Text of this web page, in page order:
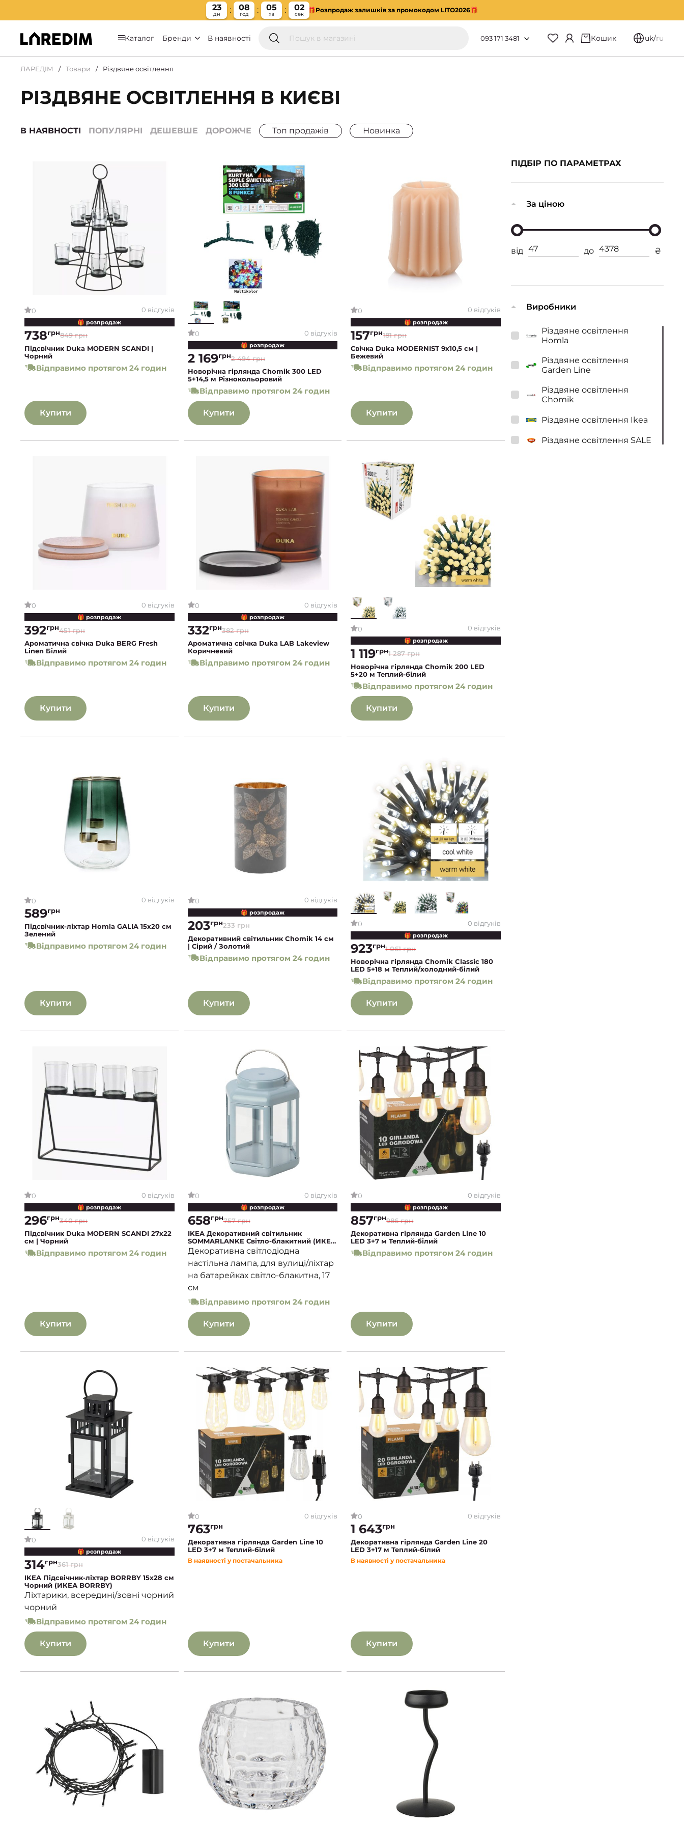
23
дн
08
год
05
хв
01
сек
🎁Розпродаж залишків за промокодом LITO2026🎁
Каталог Бренди В наявності 093 171 3481 Кошик uk/ru
ЛАРЕДІМ Товари Різдвяне освітлення
РІЗДВЯНЕ ОСВІТЛЕННЯ В КИЄВІ
В НАЯВНОСТІ ПОПУЛЯРНІ ДЕШЕВШЕ ДОРОЖЧЕ Топ продажів Новинка
0 0 відгуків
🎁 розпродаж
849 грн
738грн
Підсвічник Duka MODERN SCANDI |
Чорний
Відправимо протягом 24 годин
Купити
0 0 відгуків
🎁 розпродаж
2 494 грн
2 169грн
Новорічна гірлянда Chomik 300 LED
5+14,5 м Різнокольоровий
Відправимо протягом 24 годин
Купити
0 0 відгуків
🎁 розпродаж
181 грн
157грн
Свічка Duka MODERNIST 9x10,5 см |
Бежевий
Відправимо протягом 24 годин
Купити
0 0 відгуків
🎁 розпродаж
451 грн
392грн
Ароматична свічка Duka BERG Fresh
Linen Білий
Відправимо протягом 24 годин
Купити
0 0 відгуків
🎁 розпродаж
382 грн
332грн
Ароматична свічка Duka LAB Lakeview
Коричневий
Відправимо протягом 24 годин
Купити
0 0 відгуків
🎁 розпродаж
1 287 грн
1 119грн
Новорічна гірлянда Chomik 200 LED
5+20 м Теплий-білий
Відправимо протягом 24 годин
Купити
0 0 відгуків
589грн
Підсвічник-ліхтар Homla GALIA 15x20 см
Зелений
Відправимо протягом 24 годин
Купити
0 0 відгуків
🎁 розпродаж
233 грн
203грн
Декоративний світильник Chomik 14 см
| Сірий / Золотий
Відправимо протягом 24 годин
Купити
0 0 відгуків
🎁 розпродаж
1 061 грн
923грн
Новорічна гірлянда Chomik Classic 180
LED 5+18 м Теплий/холодний-білий
Відправимо протягом 24 годин
Купити
0 0 відгуків
🎁 розпродаж
340 грн
296грн
Підсвічник Duka MODERN SCANDI 27x22
см | Чорний
Відправимо протягом 24 годин
Купити
0 0 відгуків
🎁 розпродаж
757 грн
658грн
IKEA Декоративний світильник
SOMMARLANKE Світло-блакитний (ИКЕА
СОММАРЛАНКЕ)
Декоративна світлодіодна
настільна лампа, для вулиці/ліхтар
на батарейках світло-блакитна, 17
см
Відправимо протягом 24 годин
Купити
0 0 відгуків
🎁 розпродаж
986 грн
857грн
Декоративна гірлянда Garden Line 10
LED 3+7 м Теплий-білий
Відправимо протягом 24 годин
Купити
0 0 відгуків
🎁 розпродаж
361 грн
314грн
IKEA Підсвічник-ліхтар BORRBY 15х28 см
Чорний (ИКЕА BORRBY)
Ліхтарики, всередині/зовні чорний
чорний
Відправимо протягом 24 годин
Купити
0 0 відгуків
763грн
Декоративна гірлянда Garden Line 10
LED 3+7 м Теплий-білий
В наявності у постачальника
Купити
0 0 відгуків
1 643грн
Декоративна гірлянда Garden Line 20
LED 3+17 м Теплий-білий
В наявності у постачальника
Купити
ПІДБІР ПО ПАРАМЕТРАХ
За ціною
від до ₴
Виробники
Різдвяне освітлення
Homla
Різдвяне освітлення
Garden Line
Різдвяне освітлення
Chomik
Різдвяне освітлення Ikea
Різдвяне освітлення SALE